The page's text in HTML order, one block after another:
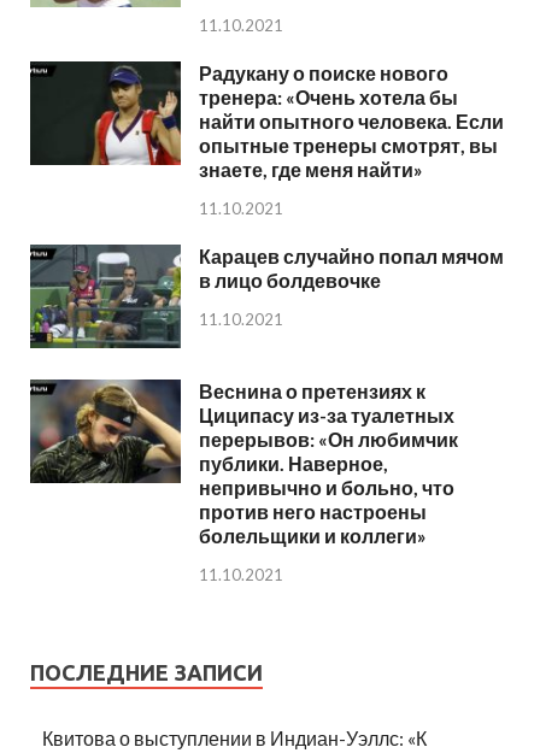
11.10.2021
Радукану о поиске нового
тренера: «Очень хотела бы
найти опытного человека. Если
опытные тренеры смотрят, вы
знаете, где меня найти»
11.10.2021
Карацев случайно попал мячом
в лицо болдевочке
11.10.2021
Веснина о претензиях к
Циципасу из-за туалетных
перерывов: «Он любимчик
публики. Наверное,
непривычно и больно, что
против него настроены
болельщики и коллеги»
11.10.2021
ПОСЛЕДНИЕ ЗАПИСИ
Квитова о выступлении в Индиан-Уэллс: «К